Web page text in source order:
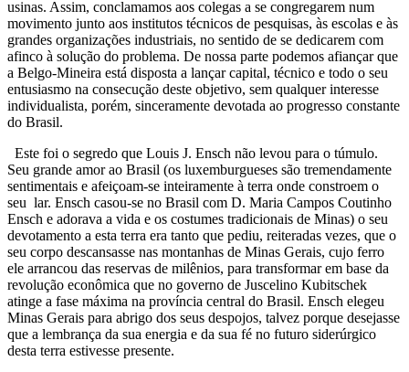
usinas. Assim, conclamamos aos colegas a se congregarem num
movimento junto aos institutos técnicos de pesquisas, às escolas e às
grandes organizações industriais, no sentido de se dedicarem com
afinco à solução do problema. De nossa parte podemos afiançar que
a Belgo-Mineira está disposta a lançar capital, técnico e todo o seu
entusiasmo na consecução deste objetivo, sem qualquer interesse
individualista, porém, sinceramente devotada ao progresso constante
do Brasil.
Este foi o segredo que Louis J. Ensch não levou para o túmulo.
Seu grande amor ao Brasil (os luxemburgueses são tremendamente
sentimentais e afeiçoam-se inteiramente à terra onde constroem o
seu lar. Ensch casou-se no Brasil com D. Maria Campos Coutinho
Ensch e adorava a vida e os costumes tradicionais de Minas) o seu
devotamento a esta terra era tanto que pediu, reiteradas vezes, que o
seu corpo descansasse nas montanhas de Minas Gerais, cujo ferro
ele arrancou das reservas de milênios, para transformar em base da
revolução econômica que no governo de Juscelino Kubitschek
atinge a fase máxima na província central do Brasil. Ensch elegeu
Minas Gerais para abrigo dos seus despojos, talvez porque desejasse
que a lembrança da sua energia e da sua fé no futuro siderúrgico
desta terra estivesse presente.